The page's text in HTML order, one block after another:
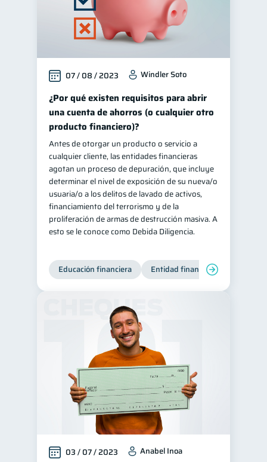
07 / 08 / 2023 Windler Soto
¿Por qué existen requisitos para abrir
una cuenta de ahorros (o cualquier otro
producto financiero)?
Antes de otorgar un producto o servicio a
cualquier cliente, las entidades financieras
agotan un proceso de depuración, que incluye
determinar el nivel de exposición de su nueva/o
usuaria/o a los delitos de lavado de activos,
financiamiento del terrorismo y de la
proliferación de armas de destrucción masiva. A
esto se le conoce como Debida Diligencia.
Educación financiera Entidad financiera
03 / 07 / 2023 Anabel Inoa